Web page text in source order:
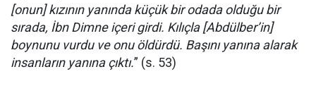
[onun] kızının yanında küçük bir odada olduğu bir
sırada, İbn Dimne içeri girdi. Kılıçla [Abdülber’in]
boynunu vurdu ve onu öldürdü. Başını yanına alarak
insanların yanına çıktı.” (s. 53)